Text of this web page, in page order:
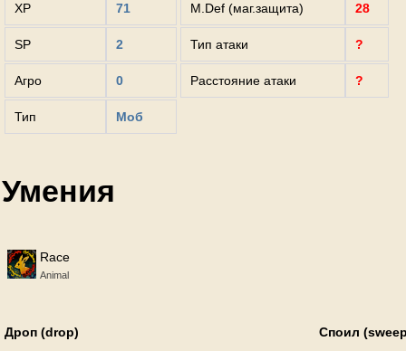
XP 71
SP 2
Агро 0
Тип Моб
M.Def (маг.защита) 28
Тип атаки ?
Расстояние атаки ?
Умения
Race
Animal
Дроп (drop) Споил